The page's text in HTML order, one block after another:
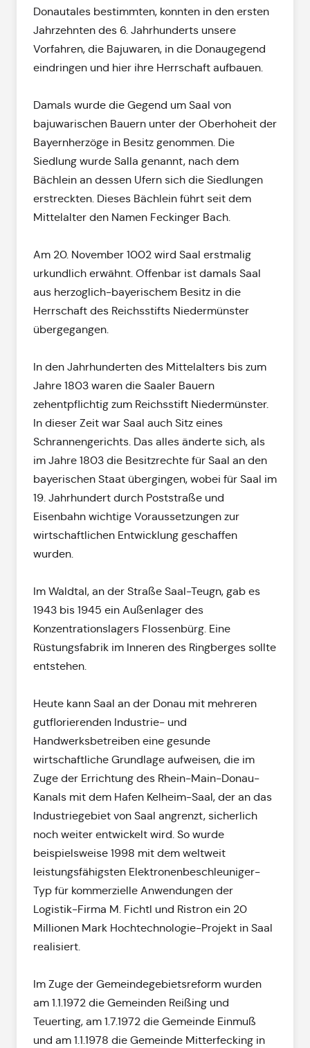
Donautales bestimmten, konnten in den ersten
Jahrzehnten des 6. Jahrhunderts unsere
Vorfahren, die Bajuwaren, in die Donaugegend
eindringen und hier ihre Herrschaft aufbauen.
Damals wurde die Gegend um Saal von
bajuwarischen Bauern unter der Oberhoheit der
Bayernherzöge in Besitz genommen. Die
Siedlung wurde Salla genannt, nach dem
Bächlein an dessen Ufern sich die Siedlungen
erstreckten. Dieses Bächlein führt seit dem
Mittelalter den Namen Feckinger Bach.
Am 20. November 1002 wird Saal erstmalig
urkundlich erwähnt. Offenbar ist damals Saal
aus herzoglich-bayerischem Besitz in die
Herrschaft des Reichsstifts Niedermünster
übergegangen.
In den Jahrhunderten des Mittelalters bis zum
Jahre 1803 waren die Saaler Bauern
zehentpflichtig zum Reichsstift Niedermünster.
In dieser Zeit war Saal auch Sitz eines
Schrannengerichts. Das alles änderte sich, als
im Jahre 1803 die Besitzrechte für Saal an den
bayerischen Staat übergingen, wobei für Saal im
19. Jahrhundert durch Poststraße und
Eisenbahn wichtige Voraussetzungen zur
wirtschaftlichen Entwicklung geschaffen
wurden.
Im Waldtal, an der Straße Saal-Teugn, gab es
1943 bis 1945 ein Außenlager des
Konzentrationslagers Flossenbürg. Eine
Rüstungsfabrik im Inneren des Ringberges sollte
entstehen.
Heute kann Saal an der Donau mit mehreren
gutflorierenden Industrie- und
Handwerksbetreiben eine gesunde
wirtschaftliche Grundlage aufweisen, die im
Zuge der Errichtung des Rhein-Main-Donau-
Kanals mit dem Hafen Kelheim-Saal, der an das
Industriegebiet von Saal angrenzt, sicherlich
noch weiter entwickelt wird. So wurde
beispielsweise 1998 mit dem weltweit
leistungsfähigsten Elektronenbeschleuniger-
Typ für kommerzielle Anwendungen der
Logistik-Firma M. Fichtl und Ristron ein 20
Millionen Mark Hochtechnologie-Projekt in Saal
realisiert.
Im Zuge der Gemeindegebietsreform wurden
am 1.1.1972 die Gemeinden Reißing und
Teuerting, am 1.7.1972 die Gemeinde Einmuß
und am 1.1.1978 die Gemeinde Mitterfecking in